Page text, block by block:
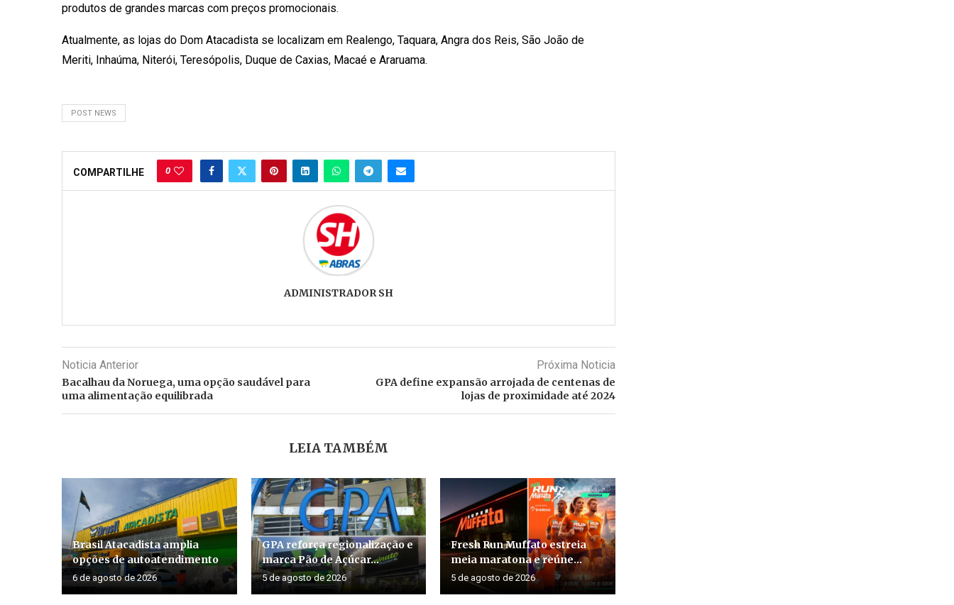
produtos de grandes marcas com preços promocionais.
Atualmente, as lojas do Dom Atacadista se localizam em Realengo, Taquara, Angra dos Reis, São João de
Meriti, Inhaúma, Niterói, Teresópolis, Duque de Caxias, Macaé e Araruama.
POST NEWS
COMPARTILHE 0
ADMINISTRADOR SH
Noticia Anterior
Bacalhau da Noruega, uma opção saudável para
uma alimentação equilibrada
Próxima Noticia
GPA define expansão arrojada de centenas de
lojas de proximidade até 2024
LEIA TAMBÉM
Brasil Atacadista amplia
opções de autoatendimento
6 de agosto de 2026
GPA reforça regionalização e
marca Pão de Açúcar...
5 de agosto de 2026
Fresh Run Muffato estreia
meia maratona e reúne...
5 de agosto de 2026